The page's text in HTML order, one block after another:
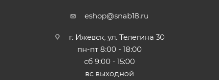
eshop@snab18.ru
г. Ижевск, ул. Телегина 30
пн-пт 8:00 - 18:00
сб 9:00 - 15:00
вс выходной